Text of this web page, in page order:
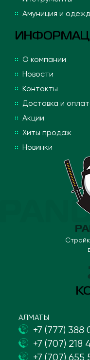
Амуниция и
О компании
Новости
Контакты
Доставка и
Акции
Хиты продаж
Новинки
АЛМАТЫ
+7 (777) 388
+7 (707)
+7 (707)